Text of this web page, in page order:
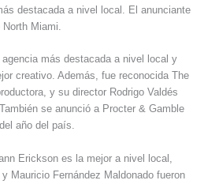
destacada a nivel local. El anunciante
Miami.
más destacada a nivel local y
creativo. Además, fue reconocida The
y su director Rodrigo Valdés
se anunció a Procter & Gamble
año del país.
Erickson es la mejor a nivel local,
Mauricio Fernández Maldonado fueron